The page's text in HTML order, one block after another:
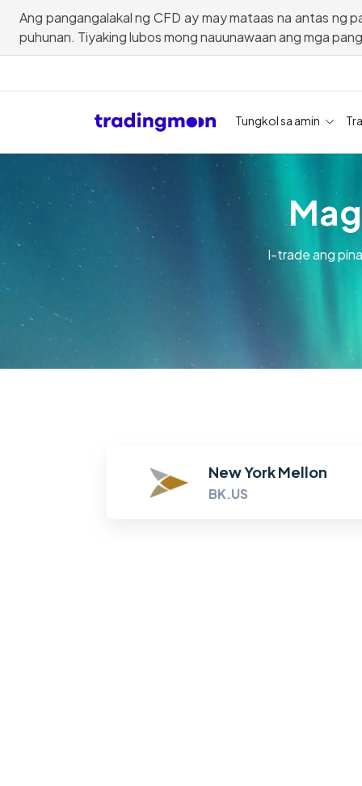
Ang pangangalakal ng CFD ay may mataas na antas ng
puhunan. Tiyaking lubos mong nauunawaan ang mga
Tungkol sa amin
I-trade ang
New York Mellon
BK.US